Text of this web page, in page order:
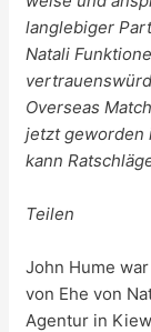
langlebiger
Natali
Overseas
jetzt geworden
kann
Teilen
John Hume
von Ehe von
Agentur in